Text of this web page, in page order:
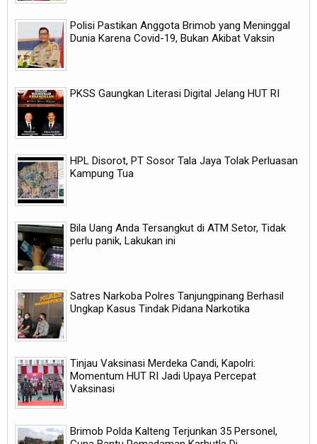
Polisi Pastikan Anggota Brimob yang Meninggal
Dunia Karena Covid-19, Bukan Akibat Vaksin
PKSS Gaungkan Literasi Digital Jelang HUT RI
HPL Disorot, PT Sosor Tala Jaya Tolak Perluasan
Kampung Tua
Bila Uang Anda Tersangkut di ATM Setor, Tidak
perlu panik, Lakukan ini
Satres Narkoba Polres Tanjungpinang Berhasil
Ungkap Kasus Tindak Pidana Narkotika
Tinjau Vaksinasi Merdeka Candi, Kapolri:
Momentum HUT RI Jadi Upaya Percepat
Vaksinasi
Brimob Polda Kalteng Terjunkan 35 Personel,